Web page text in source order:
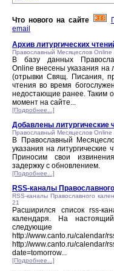
Что нового на сайте
email
Архив литургических
Православный Месяцеслов
В базу данных
Online внесены указания на
(отрывки Свящ. Писания,
чтения во время
недостающие ранее. Таким
момент на сайте...
[Подробнее...]
Добавлены литургические
Православный Месяцеслов Online
В Православный
указания на литургические
Приносим свои
задержку с обновлением.
[Подробнее...]
RSS-каналы
RSS-каналы Православного
21
Расширился список rss-
календаря. На
следующие
http://www.canto.ru/
http://www.canto.ru/calendar/
date=tomorrow...
[Подробнее...]